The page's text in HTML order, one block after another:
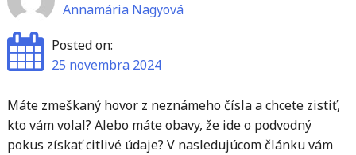
Annamária Nagyová
Posted on:
25 novembra 2024
Máte zmeškaný hovor z neznámeho čísla a chcete zistiť,
kto vám volal? Alebo máte obavy, že ide o podvodný
pokus získať citlivé údaje? V nasledujúcom článku vám